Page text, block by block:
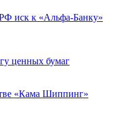
иск к «Альфа-Банку»
ценных бумаг
«Кама Шиппинг»